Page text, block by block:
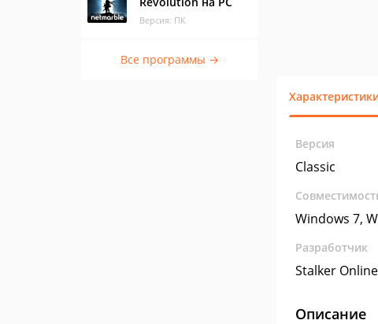
Версия: ПК
Все программы →
Версия
Classic
Windows 7,
Разработчик
Stalker Online
Описание